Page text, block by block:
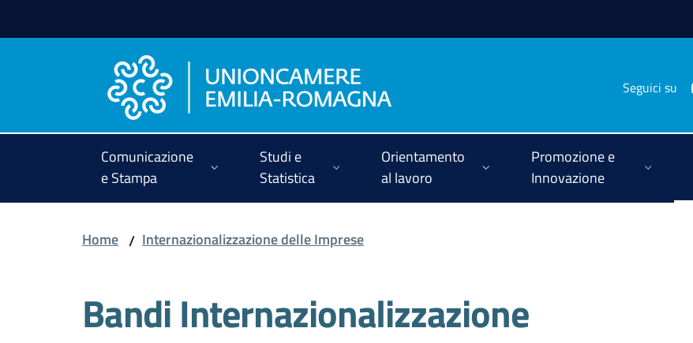
Seguici su
Comunicazione
e Stampa
Studi e
Statistica
Orientamento
al lavoro
Promozione e
Innovazione
Home / Internazionalizzazione delle Imprese
Bandi Internazionalizzazione